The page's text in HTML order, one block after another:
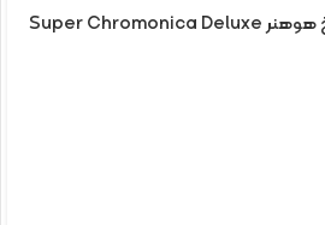
سازدهنی کروماتیک 12 سوراخ هوهنر Super Chromonica Deluxe